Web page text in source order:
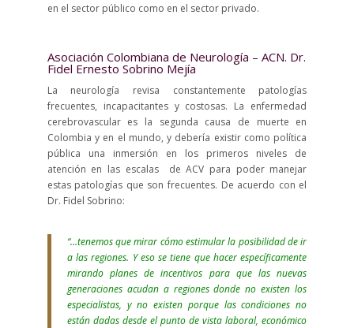
en el sector público como en el sector privado.
Asociación Colombiana de Neurología – ACN. Dr.
Fidel Ernesto Sobrino Mejía
La neurología revisa constantemente patologías
frecuentes, incapacitantes y costosas. La enfermedad
cerebrovascular es la segunda causa de muerte en
Colombia y en el mundo, y debería existir como política
pública una inmersión en los primeros niveles de
atención en las escalas de ACV para poder manejar
estas patologías que son frecuentes. De acuerdo con el
Dr. Fidel Sobrino:
“…tenemos que mirar cómo estimular la posibilidad de ir
a las regiones. Y eso se tiene que hacer específicamente
mirando planes de incentivos para que las nuevas
generaciones acudan a regiones donde no existen los
especialistas, y no existen porque las condiciones no
están dadas desde el punto de vista laboral, económico